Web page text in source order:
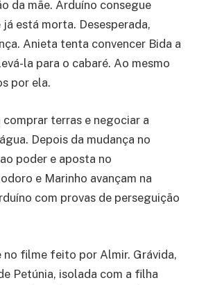
da mãe. Arduíno consegue
está morta. Desesperada,
Anieta tenta convencer Bida a
la para o cabaré. Ao mesmo
por ela.
terras e negociar a
Depois da mudança no
poder e aposta no
e Marinho avançam na
com provas de perseguição
no filme feito por Almir. Grávida,
Petúnia, isolada com a filha